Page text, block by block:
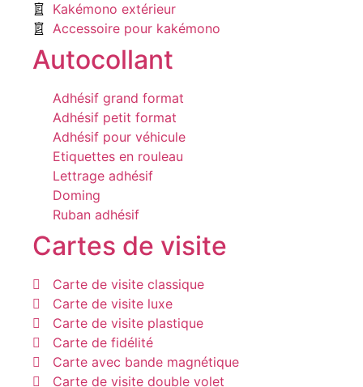
Kakémono extérieur
Accessoire pour kakémono
Autocollant
Adhésif grand format
Adhésif petit format
Adhésif pour véhicule
Etiquettes en rouleau
Lettrage adhésif
Doming
Ruban adhésif
Cartes de visite
Carte de visite classique
Carte de visite luxe
Carte de visite plastique
Carte de fidélité
Carte avec bande magnétique
Carte de visite double volet